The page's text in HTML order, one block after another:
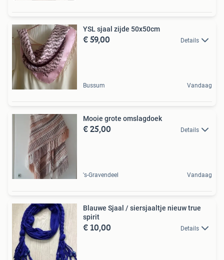
YSL sjaal zijde 50x50cm
€ 59,00 Details
Bussum Vandaag
Mooie grote omslagdoek
€ 25,00 Details
's-Gravendeel Vandaag
Blauwe Sjaal / siersjaaltje nieuw true
spirit
€ 10,00 Details